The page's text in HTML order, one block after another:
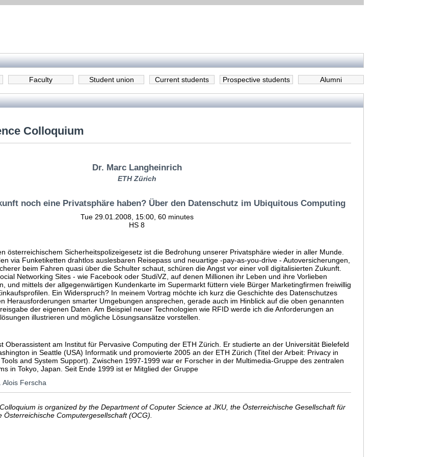
Alumni
Prospective students
Current students
Student union
Faculty
Colloquium
Dr. Marc Langheinrich
ETH Zürich
noch eine Privatsphäre haben? Über den Datenschutz im Ubiquitous Computing
Tue 29.01.2008, 15:00, 60 minutes
HS 8
österreichischem Sicherheitspolizeigesetz ist die Bedrohung unserer Privatsphäre wieder in aller Munde.
via Funketiketten drahtlos auslesbaren Reisepass und neuartige -pay-as-you-drive - Autoversicherungen,
beim Fahren quasi über die Schulter schaut, schüren die Angst vor einer voll digitalisierten Zukunft.
Networking Sites - wie Facebook oder StudiVZ, auf denen Millionen ihr Leben und ihre Vorlieben
und mittels der allgegenwärtigen Kundenkarte im Supermarkt füttern viele Bürger Marketingfirmen freiwillig
Ein Widerspruch? In meinem Vortrag möchte ich kurz die Geschichte des Datenschutzes
Herausforderungen smarter Umgebungen ansprechen, gerade auch im Hinblick auf die oben genannten
der eigenen Daten. Am Beispiel neuer Technologien wie RFID werde ich die Anforderungen an
illustrieren und mögliche Lösungsansätze vorstellen.
Oberassistent am Institut für Pervasive Computing der ETH Zürich. Er studierte an der Universität Bielefeld
in Seattle (USA) Informatik und promovierte 2005 an der ETH Zürich (Titel der Arbeit: Privacy in
and System Support). Zwischen 1997-1999 war er Forscher in der Multimedia-Gruppe des zentralen
in Tokyo, Japan. Seit Ende 1999 ist er Mitglied der Gruppe
Alois Ferscha
is organized by the Department of Coputer Science at JKU, the Österreichische Gesellschaft für
Computergesellschaft (OCG).